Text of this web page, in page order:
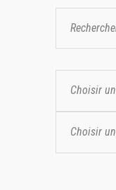
Choisir
Choisir